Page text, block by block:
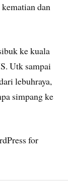
dan
ke kuala
Utk sampai
lebuhraya,
simpang ke
for